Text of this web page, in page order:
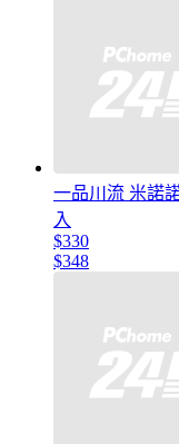
一品川流 米諾
入
$330
$348